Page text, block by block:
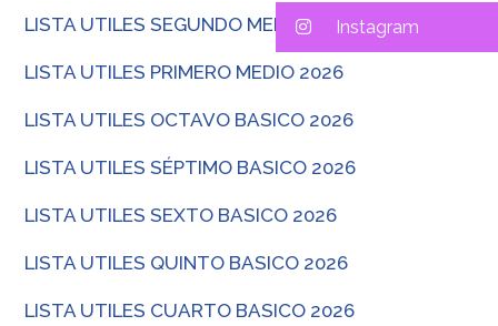
LISTA UTILES SEGUNDO MEDIO 2026
LISTA UTILES PRIMERO MEDIO 2026
LISTA UTILES OCTAVO BASICO 2026
LISTA UTILES SÉPTIMO BASICO 2026
LISTA UTILES SEXTO BASICO 2026
LISTA UTILES QUINTO BASICO 2026
LISTA UTILES CUARTO BASICO 2026
Instagram